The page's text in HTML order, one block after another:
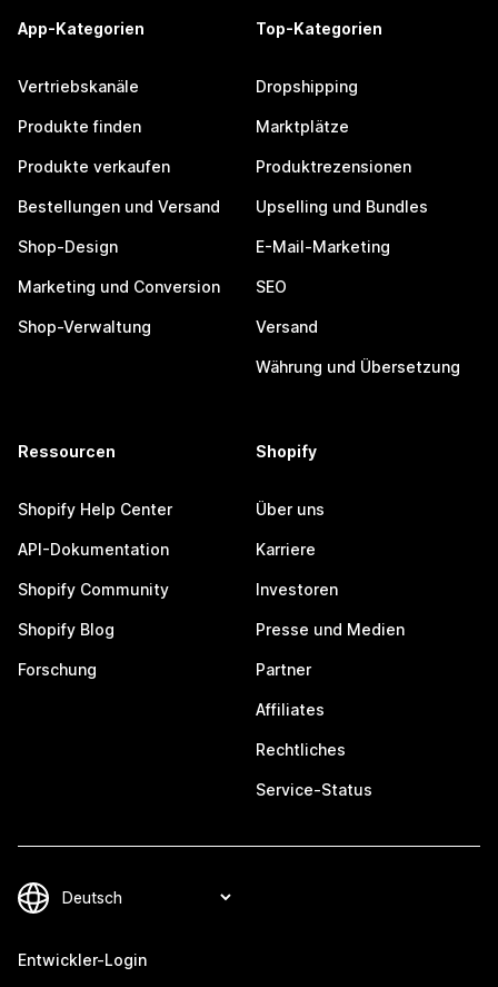
App-Kategorien
Vertriebskanäle
Produkte finden
Produkte verkaufen
Bestellungen und Versand
Shop-Design
Marketing und Conversion
Shop-Verwaltung
Top-Kategorien
Dropshipping
Marktplätze
Produktrezensionen
Upselling und Bundles
E-Mail-Marketing
SEO
Versand
Währung und Übersetzung
Ressourcen
Shopify Help Center
API-Dokumentation
Shopify Community
Shopify Blog
Forschung
Shopify
Über uns
Karriere
Investoren
Presse und Medien
Partner
Affiliates
Rechtliches
Service-Status
Entwickler-Login